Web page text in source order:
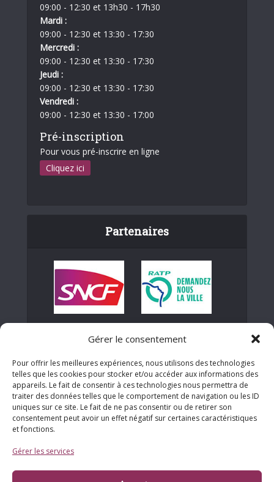
Gérer le consentement
Pour offrir les meilleures expériences, nous utilisons des technologies
telles que les cookies pour stocker et/ou accéder aux informations des
appareils. Le fait de consentir à ces technologies nous permettra de
traiter des données telles que le comportement de navigation ou les ID
uniques sur ce site. Le fait de ne pas consentir ou de retirer son
consentement peut avoir un effet négatif sur certaines caractéristiques
et fonctions.
Gérer les services
09:00 - 12:30 et 13h30 - 17h30
Mardi :
09:00 - 12:30 et 13:30 - 17:30
Mercredi :
09:00 - 12:30 et 13:30 - 17:30
Jeudi :
09:00 - 12:30 et 13:30 - 17:30
Vendredi :
09:00 - 12:30 et 13:30 - 17:00
Pré-inscription
Pour vous pré-inscrire en ligne
Cliquez ici
Partenaires